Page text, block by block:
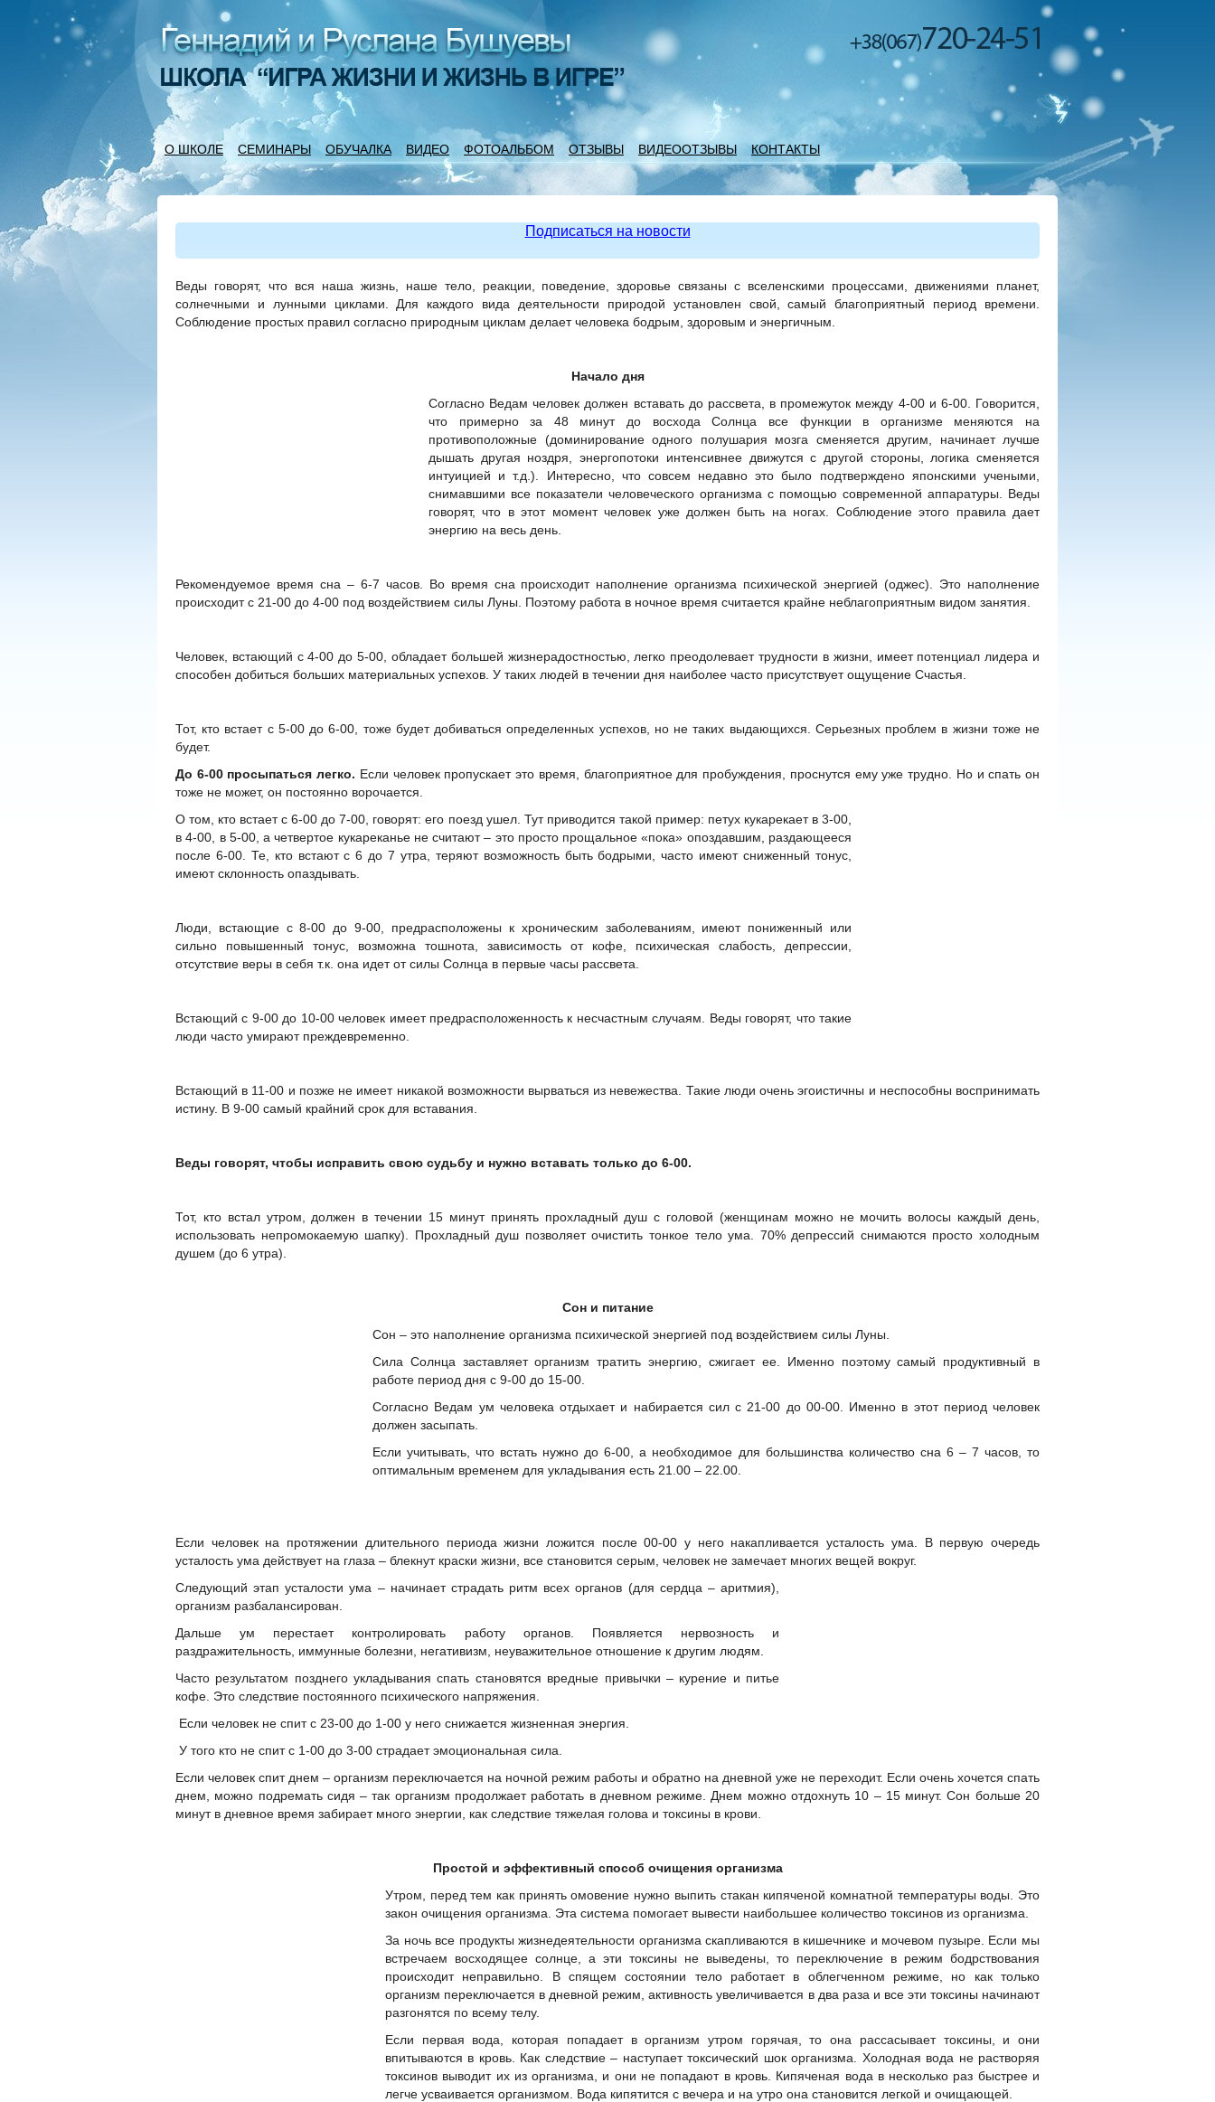
О ШКОЛЕ СЕМИНАРЫ ОБУЧАЛКА ВИДЕО ФОТОАЛЬБОМ ОТЗЫВЫ ВИДЕООТЗЫВЫ КОНТАКТЫ
Подписаться на новости
Веды говорят, что вся наша жизнь, наше тело, реакции, поведение, здоровье связаны с вселенскими процессами, движениями планет,
солнечными и лунными циклами. Для каждого вида деятельности природой установлен свой, самый благоприятный период времени.
Соблюдение простых правил согласно природным циклам делает человека бодрым, здоровым и энергичным.
Начало дня
Согласно Ведам человек должен вставать до рассвета, в промежуток между 4-00 и 6-00. Говорится,
что примерно за 48 минут до восхода Солнца все функции в организме меняются на
противоположные (доминирование одного полушария мозга сменяется другим, начинает лучше
дышать другая ноздря, энергопотоки интенсивнее движутся с другой стороны, логика сменяется
интуицией и т.д.). Интересно, что совсем недавно это было подтверждено японскими учеными,
снимавшими все показатели человеческого организма с помощью современной аппаратуры. Веды
говорят, что в этот момент человек уже должен быть на ногах. Соблюдение этого правила дает
энергию на весь день.
Рекомендуемое время сна – 6-7 часов. Во время сна происходит наполнение организма психической энергией (оджес). Это наполнение
происходит с 21-00 до 4-00 под воздействием силы Луны. Поэтому работа в ночное время считается крайне неблагоприятным видом занятия.
Человек, встающий с 4-00 до 5-00, обладает большей жизнерадостностью, легко преодолевает трудности в жизни, имеет потенциал лидера и
способен добиться больших материальных успехов. У таких людей в течении дня наиболее часто присутствует ощущение Счастья.
Тот, кто встает с 5-00 до 6-00, тоже будет добиваться определенных успехов, но не таких выдающихся. Серьезных проблем в жизни тоже не
будет.
До 6-00 просыпаться легко. Если человек пропускает это время, благоприятное для пробуждения, проснутся ему уже трудно. Но и спать он
тоже не может, он постоянно ворочается.
О том, кто встает с 6-00 до 7-00, говорят: его поезд ушел. Тут приводится такой пример: петух кукарекает в 3-00,
в 4-00, в 5-00, а четвертое кукареканье не считают – это просто прощальное «пока» опоздавшим, раздающееся
после 6-00. Те, кто встают с 6 до 7 утра, теряют возможность быть бодрыми, часто имеют сниженный тонус,
имеют склонность опаздывать.
Люди, встающие с 8-00 до 9-00, предрасположены к хроническим заболеваниям, имеют пониженный или
сильно повышенный тонус, возможна тошнота, зависимость от кофе, психическая слабость, депрессии,
отсутствие веры в себя т.к. она идет от силы Солнца в первые часы рассвета.
Встающий с 9-00 до 10-00 человек имеет предрасположенность к несчастным случаям. Веды говорят, что такие
люди часто умирают преждевременно.
Встающий в 11-00 и позже не имеет никакой возможности вырваться из невежества. Такие люди очень эгоистичны и неспособны воспринимать
истину. В 9-00 самый крайний срок для вставания.
Веды говорят, чтобы исправить свою судьбу и нужно вставать только до 6-00.
Тот, кто встал утром, должен в течении 15 минут принять прохладный душ с головой (женщинам можно не мочить волосы каждый день,
использовать непромокаемую шапку). Прохладный душ позволяет очистить тонкое тело ума. 70% депрессий снимаются просто холодным
душем (до 6 утра).
Сон и питание
Сон – это наполнение организма психической энергией под воздействием силы Луны.
Сила Солнца заставляет организм тратить энергию, сжигает ее. Именно поэтому самый продуктивный в
работе период дня с 9-00 до 15-00.
Согласно Ведам ум человека отдыхает и набирается сил с 21-00 до 00-00. Именно в этот период человек
должен засыпать.
Если учитывать, что встать нужно до 6-00, а необходимое для большинства количество сна 6 – 7 часов, то
оптимальным временем для укладывания есть 21.00 – 22.00.
Если человек на протяжении длительного периода жизни ложится после 00-00 у него накапливается усталость ума. В первую очередь
усталость ума действует на глаза – блекнут краски жизни, все становится серым, человек не замечает многих вещей вокруг.
Следующий этап усталости ума – начинает страдать ритм всех органов (для сердца – аритмия),
организм разбалансирован.
Дальше ум перестает контролировать работу органов. Появляется нервозность и
раздражительность, иммунные болезни, негативизм, неуважительное отношение к другим людям.
Часто результатом позднего укладывания спать становятся вредные привычки – курение и питье
кофе. Это следствие постоянного психического напряжения.
Если человек не спит с 23-00 до 1-00 у него снижается жизненная энергия.
У того кто не спит с 1-00 до 3-00 страдает эмоциональная сила.
Если человек спит днем – организм переключается на ночной режим работы и обратно на дневной уже не переходит. Если очень хочется спать
днем, можно подремать сидя – так организм продолжает работать в дневном режиме. Днем можно отдохнуть 10 – 15 минут. Сон больше 20
минут в дневное время забирает много энергии, как следствие тяжелая голова и токсины в крови.
Простой и эффективный способ очищения организма
Утром, перед тем как принять омовение нужно выпить стакан кипяченой комнатной температуры воды. Это
закон очищения организма. Эта система помогает вывести наибольшее количество токсинов из организма.
За ночь все продукты жизнедеятельности организма скапливаются в кишечнике и мочевом пузыре. Если мы
встречаем восходящее солнце, а эти токсины не выведены, то переключение в режим бодрствования
происходит неправильно. В спящем состоянии тело работает в облегченном режиме, но как только
организм переключается в дневной режим, активность увеличивается в два раза и все эти токсины начинают
разгонятся по всему телу.
Если первая вода, которая попадает в организм утром горячая, то она рассасывает токсины, и они
впитываются в кровь. Как следствие – наступает токсический шок организма. Холодная вода не растворяя
токсинов выводит их из организма, и они не попадают в кровь. Кипяченая вода в несколько раз быстрее и
легче усваивается организмом. Вода кипятится с вечера и на утро она становится легкой и очищающей.